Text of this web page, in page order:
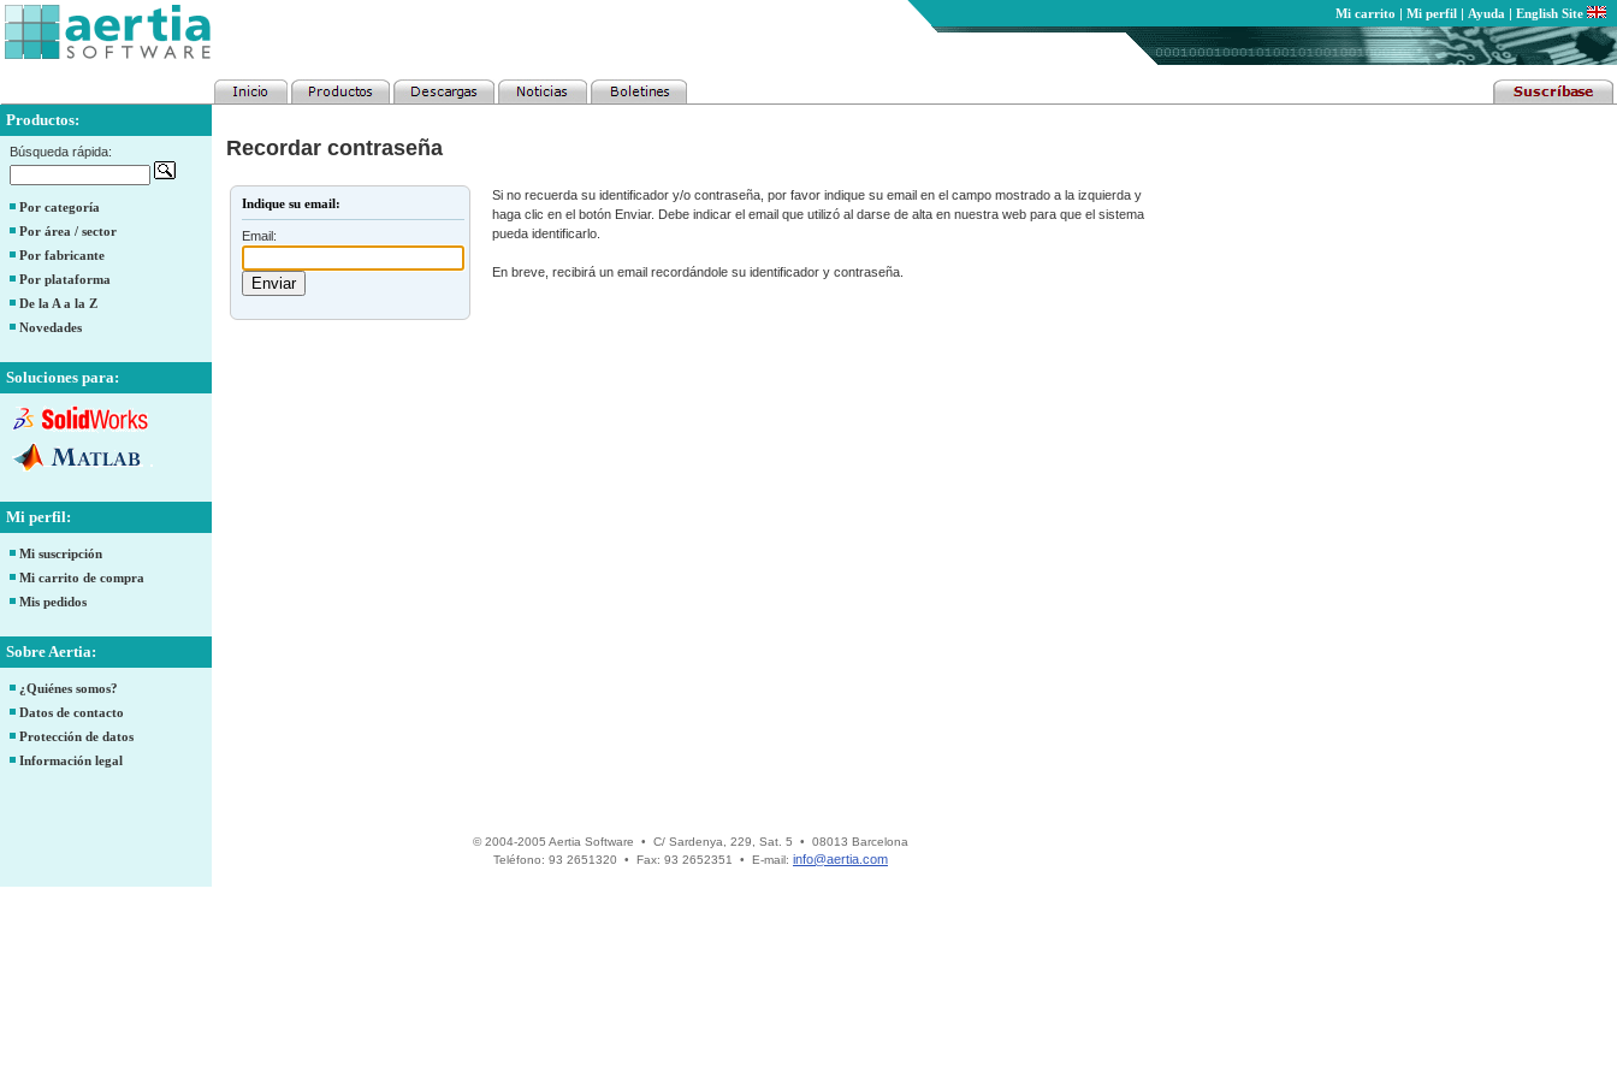
Mi carrito | Mi perfil | Ayuda | English Site
Productos:
Búsqueda rápida:
Por categoría
Por área / sector
Por fabricante
Por plataforma
De la A a la Z
Novedades
Soluciones para:
Mi perfil:
Mi suscripción
Mi carrito de compra
Mis pedidos
Sobre Aertia:
¿Quiénes somos?
Datos de contacto
Protección de datos
Información legal
Recordar contraseña
Indique su email:
Email:
Si no recuerda su identificador y/o contraseña, por favor indique su email en el campo mostrado a la izquierda y
haga clic en el botón Enviar. Debe indicar el email que utilizó al darse de alta en nuestra web para que el sistema
pueda identificarlo.
En breve, recibirá un email recordándole su identificador y contraseña.
© 2004-2005 Aertia Software • C/ Sardenya, 229, Sat. 5 • 08013 Barcelona
Teléfono: 93 2651320 • Fax: 93 2652351 • E-mail: info@aertia.com